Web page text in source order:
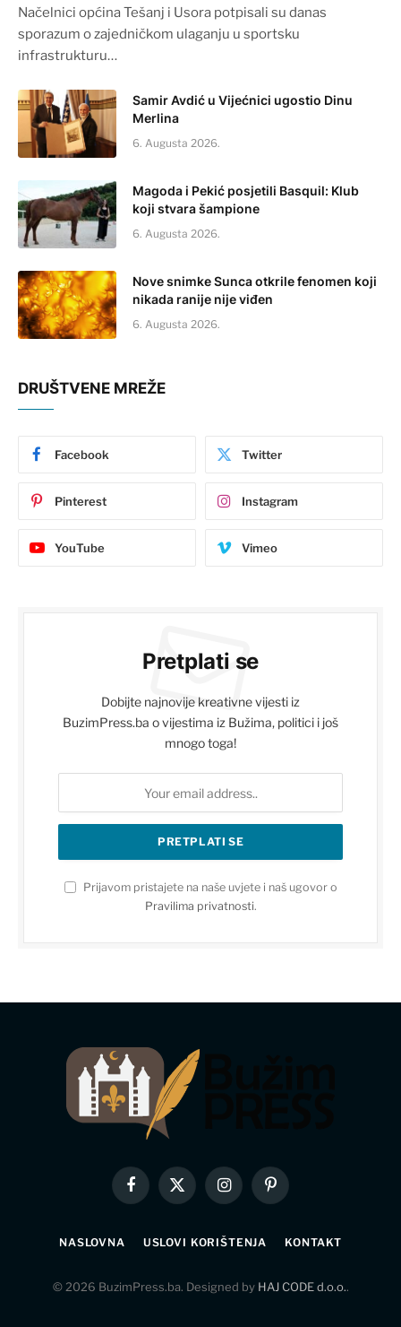
Načelnici općina Tešanj i Usora potpisali su danas
sporazum o zajedničkom ulaganju u sportsku
infrastrukturu…
Samir Avdić u Vijećnici ugostio Dinu
Merlina
6. Augusta 2026.
Magoda i Pekić posjetili Basquil: Klub
koji stvara šampione
6. Augusta 2026.
Nove snimke Sunca otkrile fenomen koji
nikada ranije nije viđen
6. Augusta 2026.
DRUŠTVENE MREŽE
Facebook Twitter
Pinterest Instagram
YouTube Vimeo
Pretplati se
Dobijte najnovije kreativne vijesti iz
BuzimPress.ba o vijestima iz Bužima, politici i još
mnogo toga!
Prijavom pristajete na naše uvjete i naš ugovor o
Pravilima privatnosti.
Facebook
X
InstagramPinterest
NASLOVNA USLOVI KORIŠTENJA KONTAKT
© 2026 BuzimPress.ba. Designed by HAJ CODE d.o.o..